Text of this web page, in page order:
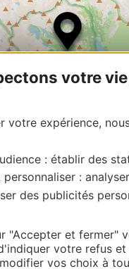
votre
votre expérience,
: établir des
personnaliser :
des publicités
"Accepter et fermer"
votre refus
vos choix à